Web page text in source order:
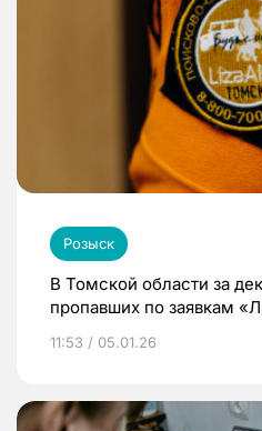
Розыск
В Томской области за
пропавших по заявкам
11:53 / 05.01.26